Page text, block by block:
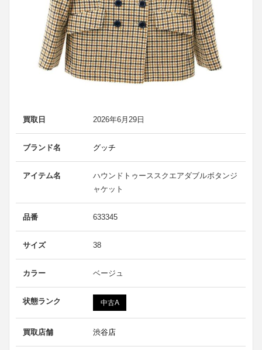
買取日 2026年6月29日
ブランド名 グッチ
アイテム名
ハウンドトゥーススクエアダブルボタンジ
ャケット
品番 633345
サイズ 38
カラー ベージュ
状態ランク 中古A
買取店舗 渋谷店